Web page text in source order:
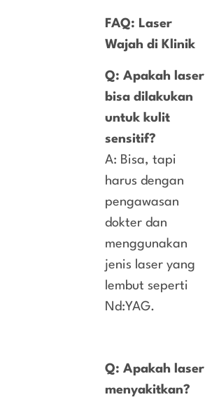
FAQ: Laser
Wajah di Klinik
Q: Apakah laser
bisa dilakukan
untuk kulit
sensitif?
A: Bisa, tapi
harus dengan
pengawasan
dokter dan
menggunakan
jenis laser yang
lembut seperti
Nd:YAG.
Q: Apakah laser
menyakitkan?